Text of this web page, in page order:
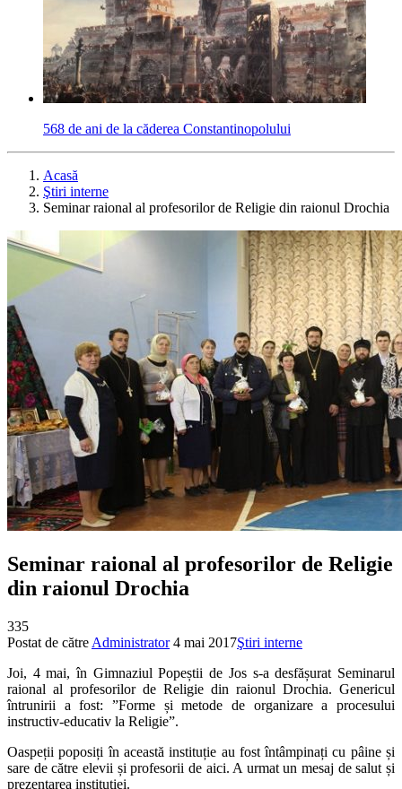
568 de ani de la căderea Constantinopolului
Acasă
Ştiri interne
Seminar raional al profesorilor de Religie din raionul Drochia
Seminar raional al profesorilor de Religie
din raionul Drochia
335
Postat de către Administrator 4 mai 2017Ştiri interne
Joi, 4 mai, în Gimnaziul Popeștii de Jos s-a desfășurat Seminarul
raional al profesorilor de Religie din raionul Drochia. Genericul
întrunirii a fost: ”Forme și metode de organizare a procesului
instructiv-educativ la Religie”.
Oaspeții poposiți în această instituție au fost întâmpinați cu pâine și
sare de către elevii și profesorii de aici. A urmat un mesaj de salut și
prezentarea instituției.